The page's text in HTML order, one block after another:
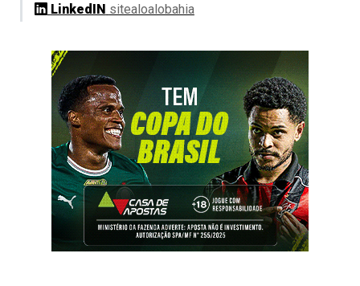
LinkedIN sitealoalobahia